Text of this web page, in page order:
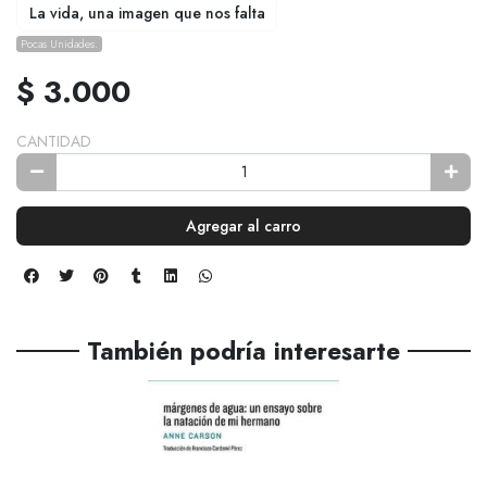
La vida, una imagen que nos falta
Pocas Unidades.
$ 3.000
CANTIDAD
Agregar al carro
También podría interesarte